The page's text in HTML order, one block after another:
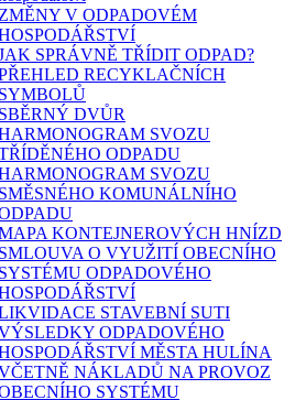
ZMĚNY V ODPADOVÉM
SPRÁVNĚ TŘÍDIT ODPAD?
RECYKLAČNÍCH
SYMBOLŮ
SBĚRNÝ DVŮR
SVOZU
ODPADU
SVOZU
SMĚSNÉHO KOMUNÁLNÍHO
KONTEJNEROVÝCH HNÍZD
SMLOUVA O VYUŽITÍ OBECNÍHO
SYSTÉMU ODPADOVÉHO
STAVEBNÍ SUTI
ODPADOVÉHO
MĚSTA HULÍNA
NÁKLADŮ NA PROVOZ
SYSTÉMU